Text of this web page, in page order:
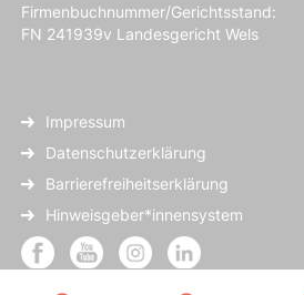
Firmenbuchnummer/Gerichtsstand:
FN 241939v Landesgericht Wels
Impressum
Datenschutzerklärung
Barrierefreiheitserklärung
Hinweisgeber*innensystem